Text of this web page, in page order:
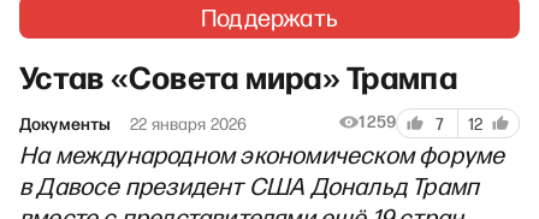
Поддержать
Устав «Совета мира» Трампа
Документы 22 января 2026 1259 7 12
На международном экономическом форуме
в Давосе президент США Дональд Трамп